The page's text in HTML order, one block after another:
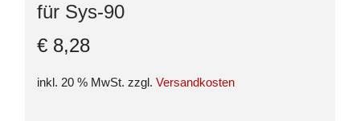
für Sys-90
€ 8,28
inkl. 20 % MwSt. zzgl. Versandkosten